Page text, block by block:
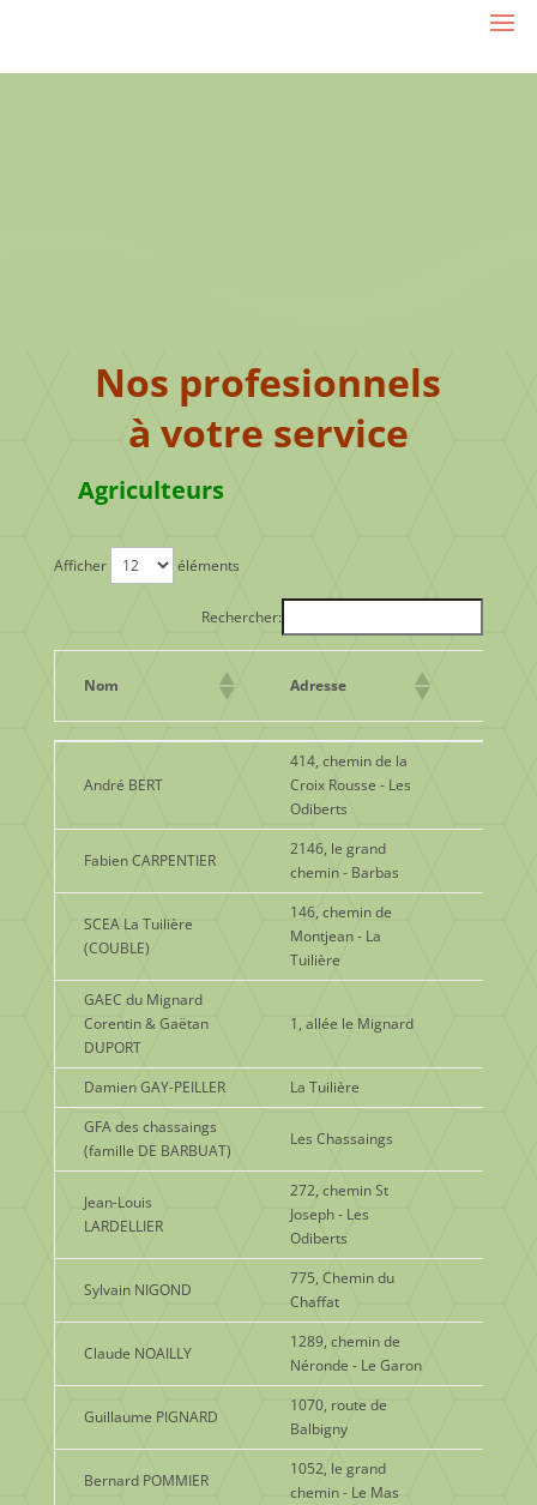
Nos profesionnels
à votre service
Agriculteurs
Afficher éléments
Rechercher:
Nom Adresse
Adresse
André BERT
414, chemin de la
Croix Rousse - Les
Odiberts
Fabien CARPENTIER
2146, le grand
chemin - Barbas
SCEA La Tuilière
(COUBLE)
146, chemin de
Montjean - La
Tuilière
GAEC du Mignard
Corentin & Gaëtan
DUPORT
1, allée le Mignard
Damien GAY-PEILLER La Tuilière
GFA des chassaings
(famille DE BARBUAT)
Les Chassaings
Jean-Louis
LARDELLIER
272, chemin St
Joseph - Les
Odiberts
Sylvain NIGOND
775, Chemin du
Chaffat
Claude NOAILLY
1289, chemin de
Néronde - Le Garon
Guillaume PIGNARD
1070, route de
Balbigny
Bernard POMMIER
1052, le grand
chemin - Le Mas